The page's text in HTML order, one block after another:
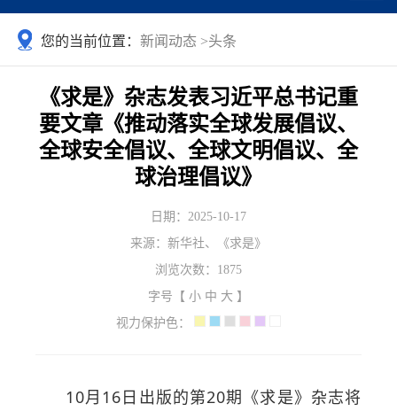
您的当前位置： 新闻动态 >头条
《求是》杂志发表习近平总书记重
要文章《推动落实全球发展倡议、
全球安全倡议、全球文明倡议、全
球治理倡议》
日期：2025-10-17
来源：新华社、《求是》
浏览次数： 1875
字号【 小 中 大 】
视力保护色：
10月16日出版的第20期《求是》杂志将